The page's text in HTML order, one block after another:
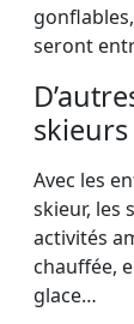
seront
skieurs
Avec les
skieur, les
activités
chauffée,
glace…